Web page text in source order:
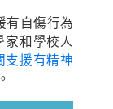
有自傷行為
家和學校人
支援有精神